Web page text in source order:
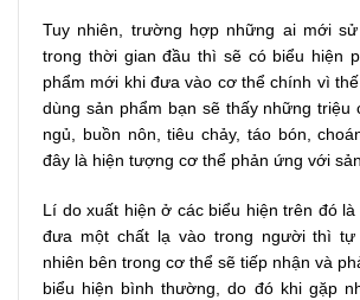
Tuy nhiên, trường hợp những ai mới
trong thời gian đầu thì sẽ có biểu hiện
phẩm mới khi đưa vào cơ thể chính vì
dùng sản phẩm bạn sẽ thấy những triệu
ngủ, buồn nôn, tiêu chảy, táo bón,
đây là hiện tượng cơ thể phản ứng với
Lí do xuất hiện ở các biểu hiện trên đó
đưa một chất lạ vào trong người thì
nhiên bên trong cơ thể sẽ tiếp nhận và
biểu hiện bình thường, do đó khi gặp